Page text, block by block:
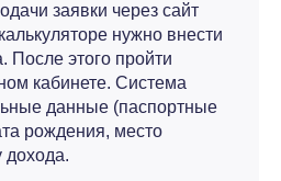
заявки через сайт
нужно внести
После этого пройти
кабинете. Система
данные (паспортные
рождения, место
дохода.